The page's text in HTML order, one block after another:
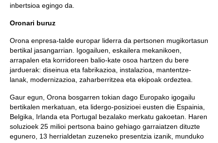
inbertsioa egingo da.
Oronari buruz
Orona enpresa-talde europar liderra da pertsonen mugikortasun
bertikal jasangarrian. Igogailuen, eskailera mekanikoen,
arrapalen eta korridoreen balio-kate osoa hartzen du bere
jarduerak: diseinua eta fabrikazioa, instalazioa, mantentze-
lanak, modernizazioa, zaharberritzea eta ekipoak ordeztea.
Gaur egun, Orona bosgarren tokian dago Europako igogailu
bertikalen merkatuan, eta lidergo-posizioei eusten die Espainia,
Belgika, Irlanda eta Portugal bezalako merkatu gakoetan. Haren
soluzioek 25 milioi pertsona baino gehiago garraiatzen dituzte
egunero, 13 herrialdetan zuzeneko presentzia izanik, munduko